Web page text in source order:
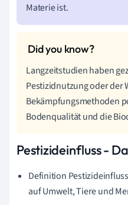
Materie ist.
Langzeitstudien haben
Pestizidnutzung oder der
Bekämpfungsmethoden
Bodenqualität und die
Pestizideinfluss -
Definition
auf Umwelt, Tiere und